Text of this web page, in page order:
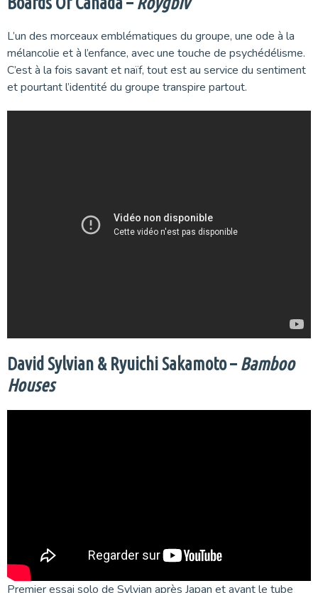
L’un des morceaux emblématiques du groupe, une ode à la
mélancolie et à l’enfance, avec une touche de psychédélisme.
C’est à la fois savant et naïf, tout est au service du sentiment
et pourtant l’identité du groupe transpire partout.
David Sylvian & Ryuichi Sakamoto –Bamboo
Houses
Premier essai solo de Sylvian après Japan et avant le tube